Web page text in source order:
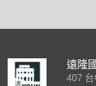
遠隆
407